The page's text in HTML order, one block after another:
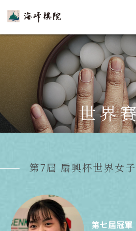
世界
第7屆 扇興杯世界女
第七屆冠軍